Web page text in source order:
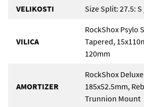
VELIKOSTI Size Split: 27.5:
VILICA
RockShox Psylo
Tapered,
120mm
AMORTIZER
RockShox
185x52.5mm,
Trunnion Mount